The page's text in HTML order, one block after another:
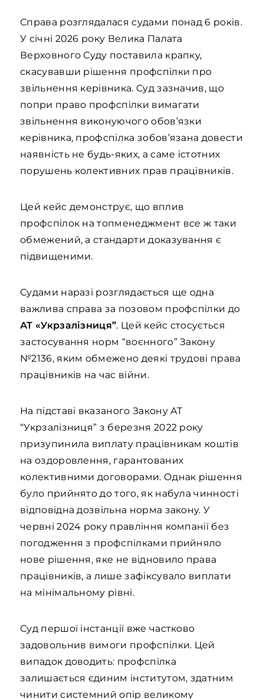
Справа розглядалася судами понад 6 років.
У січні 2026 року Велика Палата
Верховного Суду поставила крапку,
скасувавши рішення профспілки про
звільнення керівника. Суд зазначив, що
попри право профспілки вимагати
звільнення виконуючого обов’язки
керівника, профспілка зобов’язана довести
наявність не будь-яких, а саме істотних
порушень колективних прав працівників.
Цей кейс демонструє, що вплив
профспілок на топменеджмент все ж таки
обмежений, а стандарти доказування є
підвищеними.
Судами наразі розглядається ще одна
важлива справа за позовом профспілки до
АТ «Укрзалізниця”. Цей кейс стосується
застосування норм “воєнного” Закону
№2136, яким обмежено деякі трудові права
працівників на час війни.
На підставі вказаного Закону АТ
“Укрзалізниця” з березня 2022 року
призупинила виплату працівникам коштів
на оздоровлення, гарантованих
колективними договорами. Однак рішення
було прийнято до того, як набула чинності
відповідна дозвільна норма закону. У
червні 2024 року правління компанії без
погодження з профспілками прийняло
нове рішення, яке не відновило права
працівників, а лише зафіксувало виплати
на мінімальному рівні.
Суд першої інстанції вже частково
задовольнив вимоги профспілки. Цей
випадок доводить: профспілка
залишається єдиним інститутом, здатним
чинити системний опір великому